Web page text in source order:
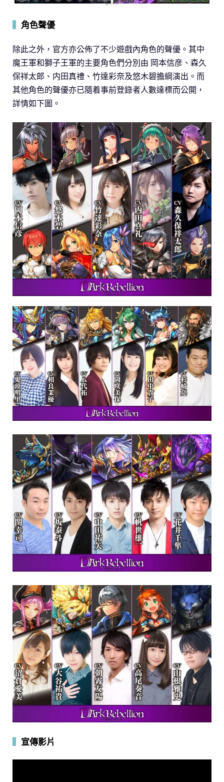
角色聲優
除此之外，官方亦公佈了不少遊戲內角色的聲優。其中
魔王軍和獅子王軍的主要角色們分別由 岡本信彦、森久
保祥太郎、内田真禮、竹達彩奈及悠木碧擔綱演出。而
其他角色的聲優亦已隨着事前登錄者人數達標而公開，
詳情如下圖。
宣傳影片